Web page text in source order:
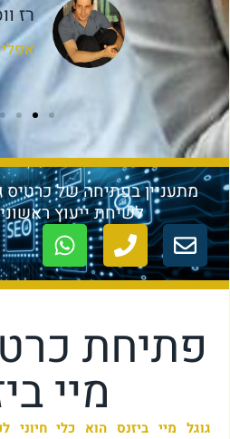
רז
מתעניין בפתיחה של כרטיס
לשיחת ייעוץ
פתיחת
מיי
גוגל מיי ביזנס הוא כלי חיוני